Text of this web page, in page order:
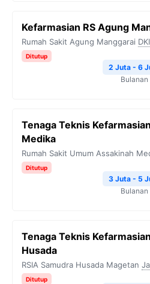
Kefarmasian RS Agung
Rumah Sakit Agung Manggarai
Ditutup
2 Juta - 6
Bulanan
Tenaga Teknis
Medika
Rumah Sakit Umum Assakinah
Ditutup
3 Juta - 5
Bulanan
Tenaga Teknis
Husada
RSIA Samudra Husada Magetan
Ditutup